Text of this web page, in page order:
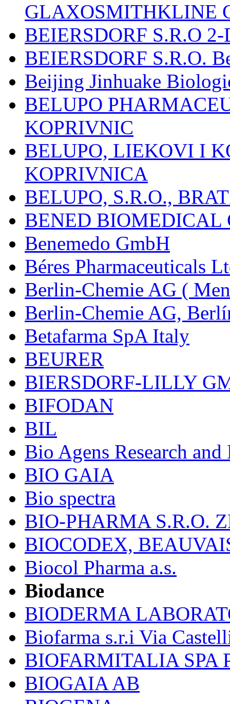
GLAXOSMITHKLINE
BEIERSDORF S.R.O
BEIERSDORF S.R.O.
Beijing Jinhuake
BELUPO
KOPRIVNIC
BELUPO, LIEKOVI I
KOPRIVNICA
BELUPO, S.R.O.,
BENED BIOMEDICAL
Benemedo GmbH
Béres Pharmaceuticals
Berlin-Chemie AG (
Berlin-Chemie AG,
Betafarma SpA Italy
BEURER
BIERSDORF-LILLY
BIFODAN
BIL
Bio Agens Research
BIO GAIA
Bio spectra
BIO-PHARMA S.R.O.
BIOCODEX,
Biocol Pharma a.s.
Biodance
BIODERMA
Biofarma s.r.i Via
BIOFARMITALIA SPA
BIOGAIA AB